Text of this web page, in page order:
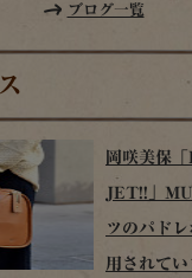
ブログ一覧
岡咲美保
JET!!」
ツのパド
用されてい